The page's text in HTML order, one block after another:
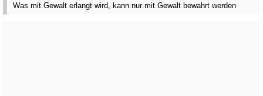
Was mit Gewalt erlangt wird, kann nur mit Gewalt bewahrt werden